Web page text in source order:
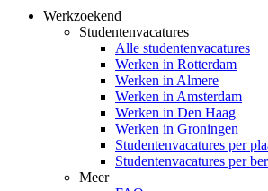
Werkzoekend
Studentenvacatures
Alle studentenvacatures
Werken in Rotterdam
Werken in Almere
Werken in Amsterdam
Werken in Den Haag
Werken in Groningen
Studentenvacatures per
Studentenvacatures per
Meer